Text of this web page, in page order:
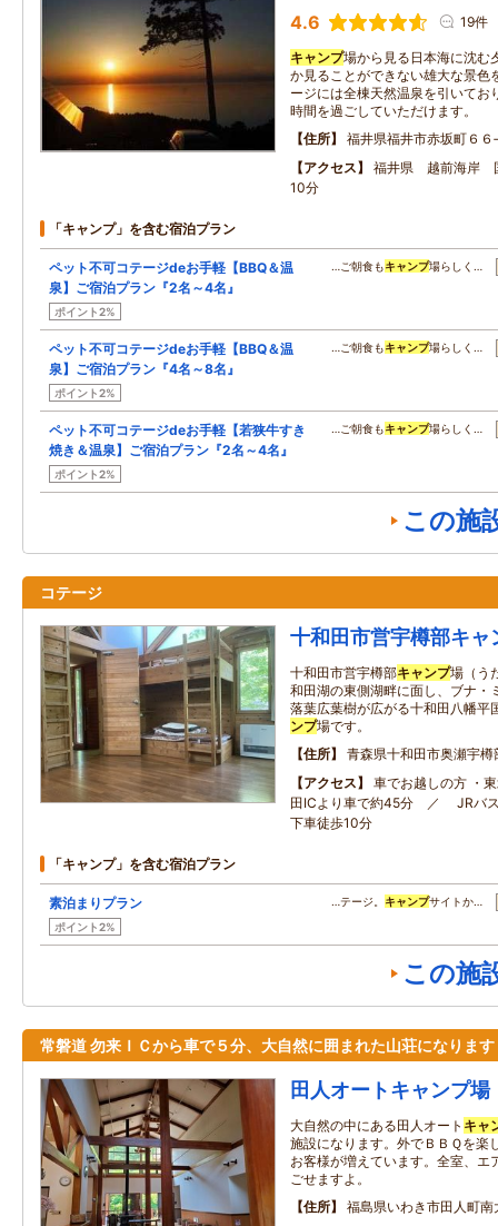
4.6 19件
キャンプ場から見る日本海に沈む
か見ることができない雄大な景色
ージには全棟天然温泉を引いてお
時間を過ごしていただけます。
住所
福井県福井市赤坂町６６
アクセス
福井県 越前海岸
10分
「キャンプ」を含む宿泊プラン
ペット不可コテージdeお手軽【BBQ＆温
泉】ご宿泊プラン『2名～4名』
ポイント2%
…ご朝食もキャンプ場らしく…
ペット不可コテージdeお手軽【BBQ＆温
泉】ご宿泊プラン『4名～8名』
ポイント2%
…ご朝食もキャンプ場らしく…
ペット不可コテージdeお手軽【若狭牛すき
焼き＆温泉】ご宿泊プラン『2名～4名』
ポイント2%
…ご朝食もキャンプ場らしく…
この施
コテージ
十和田市営宇樽部キャ
十和田市営宇樽部キャンプ場（う
和田湖の東側湖畔に面し、ブナ・
落葉広葉樹が広がる十和田八幡平
ンプ場です。
住所
青森県十和田市奥瀬宇
アクセス
車でお越しの方 ・
田ICより車で約45分 ／ JRバス
下車徒歩10分
「キャンプ」を含む宿泊プラン
素泊まりプラン
ポイント2%
…テージ。 キャンプサイトか…
この施
常磐道 勿来ＩＣから車で５分、大自然に囲まれた山荘になります
田人オートキャンプ
大自然の中にある田人オート キャ
施設になります。外でＢＢＱを楽
お客様が増えています。全室、エ
ごせますよ。
住所
福島県いわき市田人町